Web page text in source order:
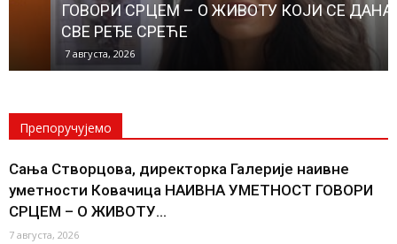
ГОВОРИ СРЦЕМ – О ЖИВОТУ КОЈИ СЕ ДАНАС
СВЕ РЕЂЕ СРЕЋЕ
7 августа, 2026
Препоручујемо
Сања Створцова, директорка Галерије наивне
уметности Ковачица НАИВНА УМЕТНОСТ ГОВОРИ
СРЦЕМ – О ЖИВОТУ...
7 августа, 2026